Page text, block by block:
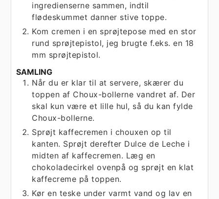
ingredienserne sammen, indtil
flødeskummet danner stive toppe.
Kom cremen i en sprøjtepose med en stor
rund sprøjtepistol, jeg brugte f.eks. en 18
mm sprøjtepistol.
SAMLING
Når du er klar til at servere, skærer du
toppen af Choux-bollerne vandret af. Der
skal kun være et lille hul, så du kan fylde
Choux-bollerne.
Sprøjt kaffecremen i chouxen op til
kanten. Sprøjt derefter Dulce de Leche i
midten af kaffecremen. Læg en
chokoladecirkel ovenpå og sprøjt en klat
kaffecreme på toppen.
Kør en teske under varmt vand og lav en